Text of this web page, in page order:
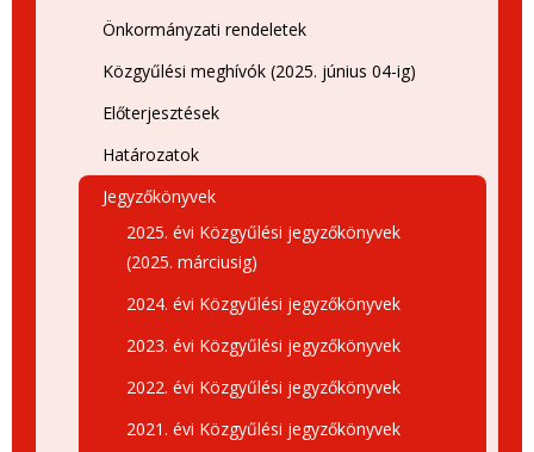
Önkormányzati rendeletek
Közgyűlési meghívók (2025. június 04-ig)
Előterjesztések
Határozatok
Jegyzőkönyvek
2025. évi Közgyűlési jegyzőkönyvek
(2025. márciusig)
2024. évi Közgyűlési jegyzőkönyvek
2023. évi Közgyűlési jegyzőkönyvek
2022. évi Közgyűlési jegyzőkönyvek
2021. évi Közgyűlési jegyzőkönyvek